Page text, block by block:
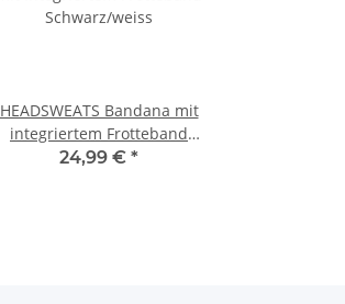
HEADSWEATS Bandana mit
integriertem Frotteband
Schwarz/weiss
24,99 € *